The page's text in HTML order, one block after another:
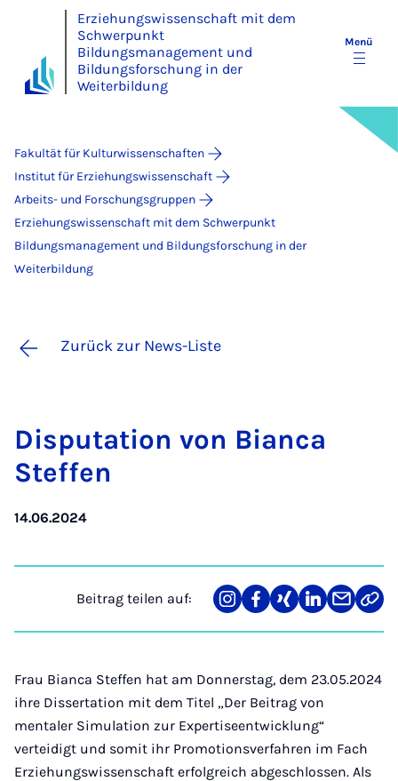
Erziehungswissenschaft mit dem
Schwerpunkt
Bildungsmanagement und
Bildungsforschung in der
Weiterbildung
Menü
Fakultät für Kulturwissenschaften
Institut für Erziehungswissenschaft
Arbeits- und Forschungsgruppen
Erziehungswissenschaft mit dem Schwerpunkt
Bildungsmanagement und Bildungsforschung in der
Weiterbildung
Zurück zur News-Liste
Dis­pu­ta­ti­on von Bi­an­ca
Stef­fen
14.06.2024
Beitrag teilen auf:
Teilen
auf
Teilen
auf
Teilen
auf
Teilen
auf
Teilen
über
Mail
Link
Frau Bianca Steffen hat am Donnerstag, dem 23.05.2024
ihre Dissertation mit dem Titel „Der Beitrag von
mentaler Simulation zur Expertiseentwicklung“
verteidigt und somit ihr Promotionsverfahren im Fach
Erziehungswissenschaft erfolgreich abgeschlossen. Als